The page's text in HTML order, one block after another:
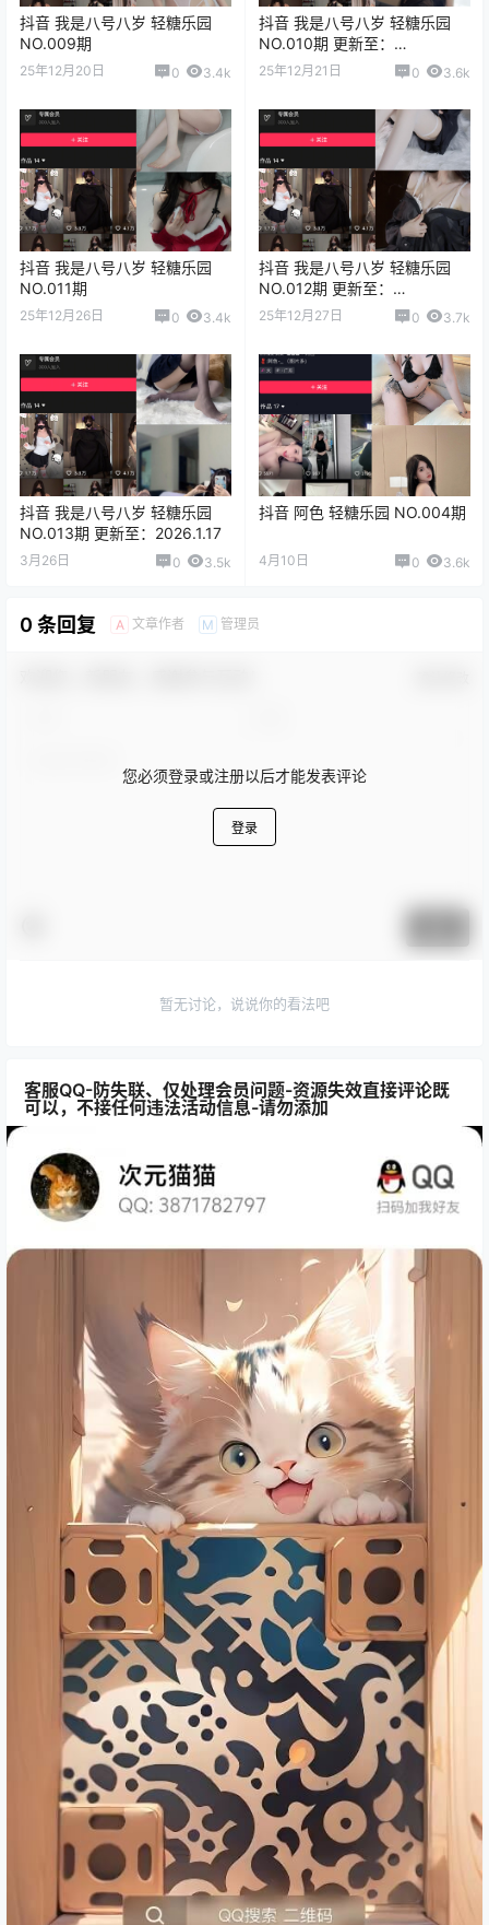
抖音 我是八号八岁 轻糖乐园
NO.009期
25年12月20日 0 3.4k
抖音 我是八号八岁 轻糖乐园
NO.010期 更新至：
2025.12.21
25年12月21日 0 3.6k
抖音 我是八号八岁 轻糖乐园
NO.011期
25年12月26日 0 3.4k
抖音 我是八号八岁 轻糖乐园
NO.012期 更新至：
2025.12.27
25年12月27日 0 3.7k
抖音 我是八号八岁 轻糖乐园
NO.013期 更新至：2026.1.17
3月26日 0 3.5k
抖音 阿色 轻糖乐园 NO.004期
4月10日 0 3.6k
0 条回复 A 文章作者 M 管理员
您必须登录或注册以后才能发表评论
登录
暂无讨论，说说你的看法吧
客服QQ-防失联、仅处理会员问题-资源失效直接评论既
可以，不接任何违法活动信息-请勿添加